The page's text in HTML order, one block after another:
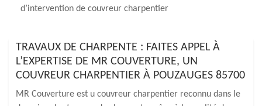
d’intervention de couvreur charpentier
TRAVAUX DE CHARPENTE : FAITES APPEL À
L’EXPERTISE DE MR COUVERTURE, UN
COUVREUR CHARPENTIER À POUZAUGES 85700
MR Couverture est u couvreur charpentier reconnu dans le